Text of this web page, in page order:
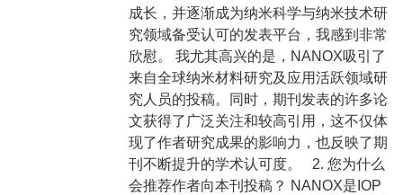
成长，并逐渐成为纳米科学与纳米技术研
究领域备受认可的发表平台，我感到非常
欣慰。 我尤其高兴的是，NANOX吸引了
来自全球纳米材料研究及应用活跃领域研
究人员的投稿。同时，期刊发表的许多论
文获得了广泛关注和较高引用，这不仅体
现了作者研究成果的影响力，也反映了期
刊不断提升的学术认可度。 2. 您为什么
会推荐作者向本刊投稿？ NANOX是IOP